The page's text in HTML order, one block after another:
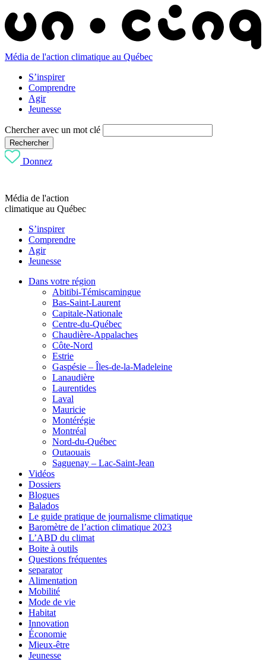
Média de l'action climatique au Québec
S’inspirer
Comprendre
Agir
Jeunesse
Chercher avec un mot clé
Rechercher
Donnez
Média de l'action
climatique au Québec
S’inspirer
Comprendre
Agir
Jeunesse
Dans votre région
Abitibi-Témiscamingue
Bas-Saint-Laurent
Capitale-Nationale
Centre-du-Québec
Chaudière-Appalaches
Côte-Nord
Estrie
Gaspésie – Îles-de-la-Madeleine
Lanaudière
Laurentides
Laval
Mauricie
Montérégie
Montréal
Nord-du-Québec
Outaouais
Saguenay – Lac-Saint-Jean
Vidéos
Dossiers
Blogues
Balados
Le guide pratique de journalisme climatique
Baromètre de l’action climatique 2023
L’ABD du climat
Boite à outils
Questions fréquentes
separator
Alimentation
Mobilité
Mode de vie
Habitat
Innovation
Économie
Mieux-être
Jeunesse